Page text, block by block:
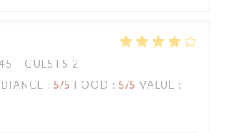
- GUESTS 2
: 5/5 FOOD : 5/5 VALUE :